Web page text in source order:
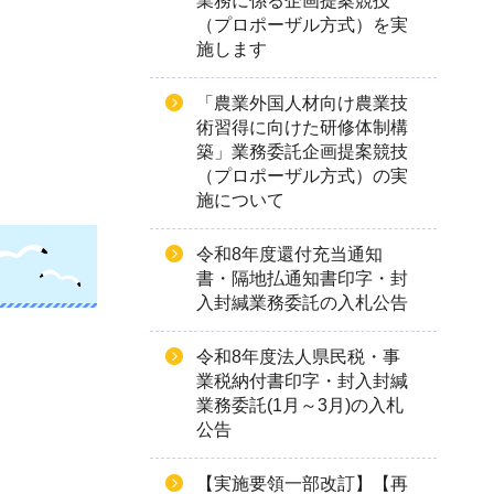
（プロポーザル方式）を実
施します
「農業外国人材向け農業技
術習得に向けた研修体制構
築」業務委託企画提案競技
（プロポーザル方式）の実
施について
令和8年度還付充当通知
書・隔地払通知書印字・封
入封緘業務委託の入札公告
令和8年度法人県民税・事
業税納付書印字・封入封緘
業務委託(1月～3月)の入札
公告
【実施要領一部改訂】【再